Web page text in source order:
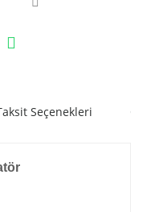
Seçenekleri